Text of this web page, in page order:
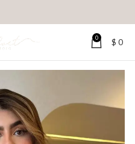
0 $ 0